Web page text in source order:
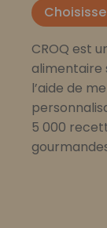
CROQ est
alimentaire
l’aide de
5 000